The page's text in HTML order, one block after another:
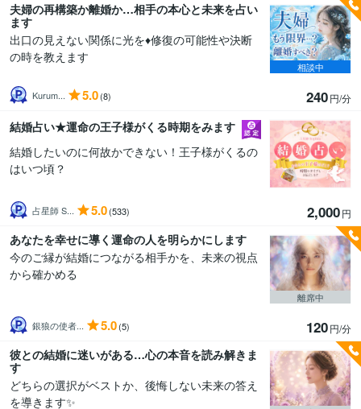
夫婦の再構築か離婚か…相手の本心と未来を占い
ます
出口の見えない関係に光を♦️修復の可能性や決断
の時を教えます
Kurum... 5.0(8) 240円/分
相談中
結婚占い★運命の王子様がくる時期をみます
結婚したいのに何故かできない！王子様がくるの
はいつ頃？
占星師 S... 5.0(533) 2,000円
あなたを幸せに導く運命の人を明らかにします
今のご縁が結婚につながる相手かを、未来の視点
から確かめる
銀狼の使者... 5.0(5) 120円/分
離席中
彼との結婚に迷いがある…心の本音を読み解きま
す
どちらの選択がベストか、後悔しない未来の答え
を導きます✨